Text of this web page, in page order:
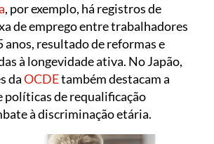
, por exemplo, há registros de
de emprego entre trabalhadores
anos, resultado de reformas e
à longevidade ativa. No Japão,
daOCDEtambém destacam a
políticas de requalificação
à discriminação etária.